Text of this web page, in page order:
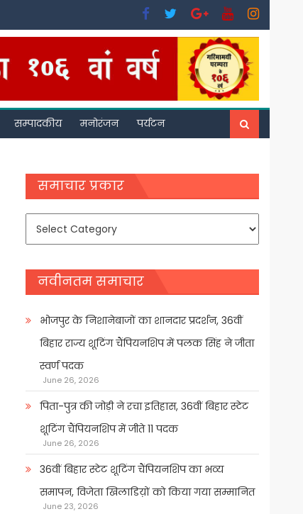
सम्पादकीय मनोरंजन पर्यटन
समाचार प्रकार
समाचार
नवीनतम समाचार
भोजपुर के निशानेबाजों का शानदार प्रदर्शन, 36वीं
बिहार राज्य शूटिंग चैंपियनशिप में पलक सिंह ने जीता
स्वर्ण पदक
June 26, 2026
पिता-पुत्र की जोड़ी ने रचा इतिहास, 36वीं बिहार स्टेट
शूटिंग चैंपियनशिप में जीते 11 पदक
June 26, 2026
36वीं बिहार स्टेट शूटिंग चैंपियनशिप का भव्य
समापन, विजेता खिलाडिय़ों को किया गया सम्मानित
June 23, 2026